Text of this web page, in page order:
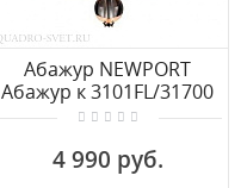
Абажур NEWPORT
Абажур к 3101FL/31700
4 990 руб.